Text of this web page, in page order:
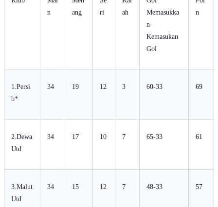
n
ang
ri
ah
Memasukka
n-
Kemasukan
Gol
n
1.Persi
b*
34 19 12 3 60-33 69
2.Dewa
Utd
34 17 10 7 65-33 61
3.Malut
Utd
34 15 12 7 48-33 57